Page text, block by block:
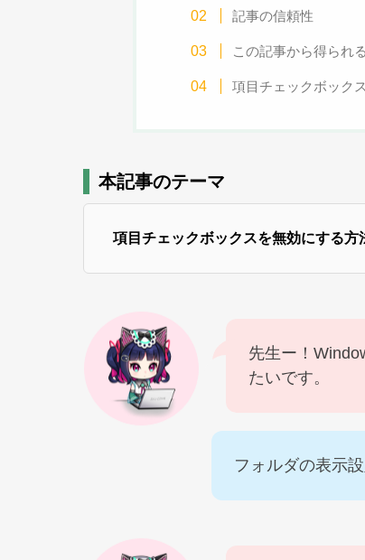
記事の信頼性
この記事から得られ
項目チェックボック
本記事のテーマ
項目チェックボックスを無効にする方
先生ー！
たいです。
フォルダの表示